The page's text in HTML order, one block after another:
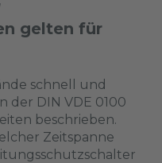
gelten für
schnell und
der DIN VDE 0100
beschrieben.
Zeitspanne